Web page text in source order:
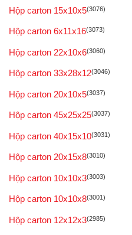
Hộp carton 15x10x5(3076)
Hộp carton 6x11x16(3073)
Hộp carton 22x10x6(3060)
Hộp carton 33x28x12(3046)
Hộp carton 20x10x5(3037)
Hộp carton 45x25x25(3037)
Hộp carton 40x15x10(3031)
Hộp carton 20x15x8(3010)
Hộp carton 10x10x3(3003)
Hộp carton 10x10x8(3001)
Hộp carton 12x12x3(2985)